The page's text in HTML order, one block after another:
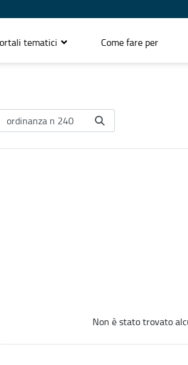
tematici Come fare per
Non è stato trovato